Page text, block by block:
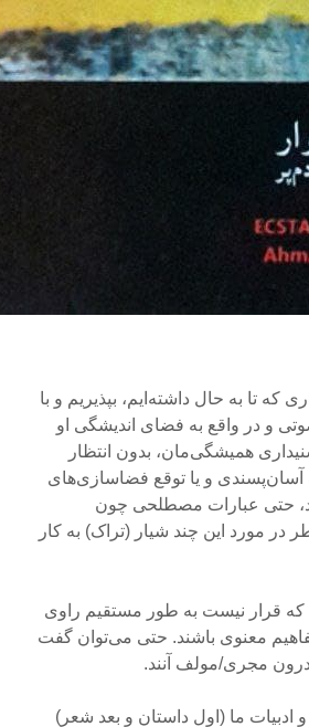
که تا به حال داشته‌ایم، بپذیریم و با
و در واقع به فضای اندیشگی او
همیشگی‌مان، بدون انتظار
و یا توقع فضاسازی‌های
حتی عبارات مصطلحی چون
در مورد این چند شیار (تراک) به کار
که قرار نیست به طور مستقیم راوی
معنوی باشند. حتی می‌توان گفت
درون مجری/مولف آنند.
ادبیات ما (اول داستان و بعد شعر)